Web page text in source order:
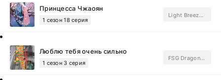
Принцесса Чжаоян
1 сезон 18 серия
Light Breeze, FSG Jade Fox.Subtitles
Люблю тебя очень сильно
1 сезон 3 серия
FSG Dragon Fruit.Subtitles